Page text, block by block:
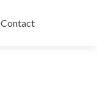
Contact